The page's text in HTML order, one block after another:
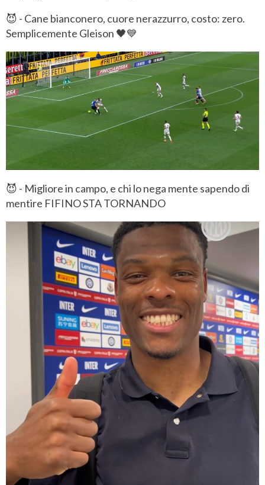
😈 - Cane bianconero, cuore nerazzurro, costo: zero.
Semplicemente Gleison 🖤💙
😈 - Migliore in campo, e chi lo nega mente sapendo di
mentire FIFINO STA TORNANDO